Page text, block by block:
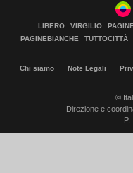
LIBERO VIRGILIO
PAGINEBIANCHE
TUTTOCITTÀ
Chi siamo Note Legali
©
Direzione e
P.